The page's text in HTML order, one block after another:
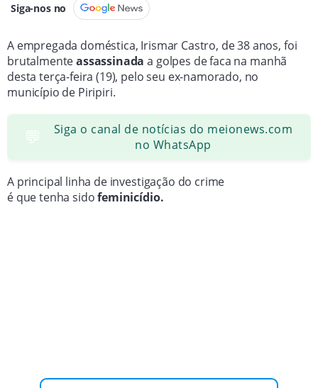
Siga-nos no
A empregada doméstica, Irismar Castro, de 38 anos, foi
brutalmenteassassinada a golpes de faca na manhã
desta terça-feira (19), pelo seu ex-namorado, no
município de Piripiri.
💬
Siga o canal de notícias do meionews.com
no WhatsApp
A principal linha de investigação do crime
é que tenha sidofeminicídio.